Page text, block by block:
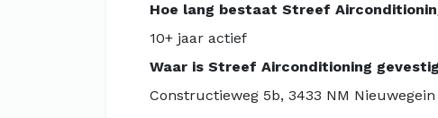
Hoe lang bestaat Streef
10+ jaar actief
Waar is Streef Airconditioning
Constructieweg 5b, 3433 NM Nieuwegein